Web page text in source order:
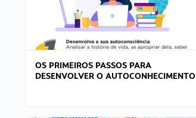
OS PRIMEIROS PASSOS PARA
DESENVOLVER O AUTOCONHECIMENTO